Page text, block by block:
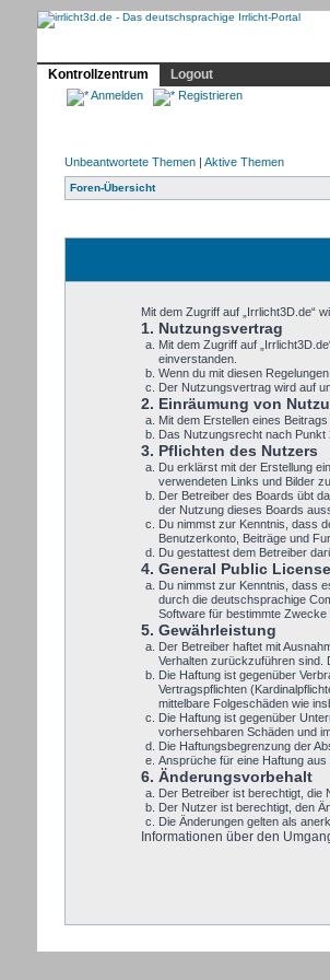
Kontrollzentrum
Logout
Anmelden Registrieren
Unbeantwortete Themen| Aktive Themen
Foren-Übersicht
Mit dem Zugriff auf „Irrlicht3D.de“
1. Nutzungsvertrag
Mit dem Zugriff auf
einverstanden.
Wenn du mit diesen
Der Nutzungsvertrag wird auf
2. Einräumung von
Mit dem Erstellen eines
Das Nutzungsrecht nach Punkt
3. Pflichten des Nutzers
Du erklärst mit der Erstellung
verwendeten Links und Bilder
Der Betreiber des Boards übt
der Nutzung dieses Boards
Du nimmst zur Kenntnis, dass
Benutzerkonto, Beiträge und
Du gestattest dem Betreiber
4. General Public License
Du nimmst zur Kenntnis, dass
durch die deutschsprachige
Software für bestimmte
5. Gewährleistung
Der Betreiber haftet mit
Verhalten zurückzuführen sind.
Die Haftung ist gegenüber
Vertragspflichten
mittelbare Folgeschäden wie
Die Haftung ist gegenüber
vorhersehbaren Schäden und
Die Haftungsbegrenzung der
Ansprüche für eine Haftung aus
6. Änderungsvorbehalt
Der Betreiber ist berechtigt, die
Der Nutzer ist berechtigt, den
Die Änderungen gelten als
Informationen über den